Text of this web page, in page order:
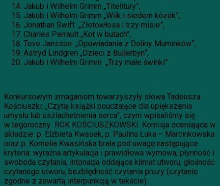
Jakub i Wilhelm Grimm „Titelitury”,
Jakub i Wilhelm Grimm „Wilk i siedem kózek”,
Jonathan Swift „Złotowłosa i trzy misie”,
Charles Perrault „Kot w butach”,
Tove Jansson „Opowiadania z Doliny Muminków”,
Astryd Lindgren „Dzieci z Bullerbyn”,
Jakub i Wilhelm Grimm „Trzy małe świnki”.
Konkursowym zmaganiom towarzyszyły słowa Tadeusza
Kościuszki: „Czytaj książki pouczające dla upiększenia
umysłu lub uszlachetnienia serca”, czym wpisaliśmy się
w tegoroczny ROK KOŚCIUSZKOWSKI. Komisja oceniająca w
składzie: p. Elżbieta Kwasek, p. Paulina Łuka – Marcinkowska
oraz p. Kornelia Kwasińska brała pod uwagę następujące
kryteria: wyraźna artykulacja i prawidłowa wymowa, płynność i
swoboda czytania, intonacja oddająca klimat utworu, głośność
czytanego utworu, bezbłędność czytania prozy (czytanie
zgodne z zawartą interpunkcją w tekście).